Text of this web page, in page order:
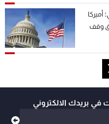
أميركا
وقف
في بريدك الالكتروني